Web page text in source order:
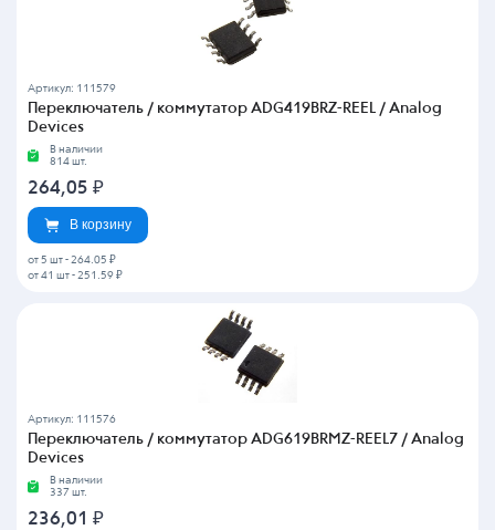
Артикул: 111579
Переключатель / коммутатор ADG419BRZ-REEL / Analog
Devices
В наличии
814 шт.
264,05 ₽
В корзину
от 5 шт - 264.05 ₽
от 41 шт - 251.59 ₽
Артикул: 111576
Переключатель / коммутатор ADG619BRMZ-REEL7 / Analog
Devices
В наличии
337 шт.
236,01 ₽